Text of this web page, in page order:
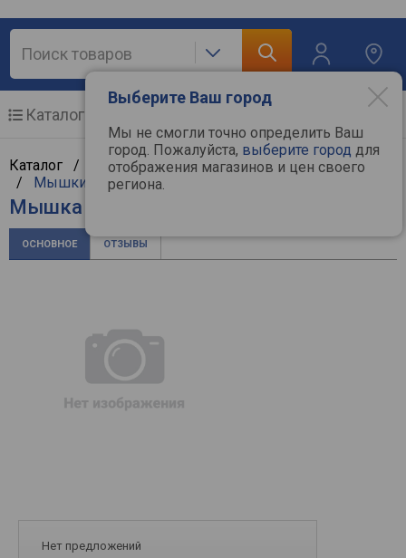
Выберите Ваш город
Мы не смогли точно определить Ваш
город. Пожалуйста, выберите город для
отображения магазинов и цен своего
региона.
Каталог
Каталог / Компьютерная техника/ Манипуляторы
/ Мышки /HP
Мышка HP 150 Wireless Mouse
ОСНОВНОЕ ОТЗЫВЫ
Нет предложений